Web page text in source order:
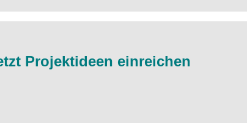
Projektideen einreichen